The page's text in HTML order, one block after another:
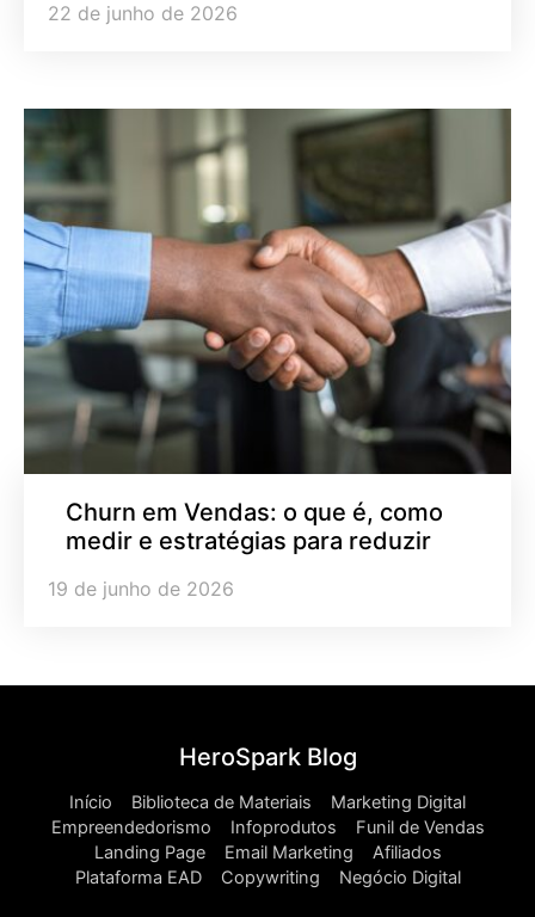
22 de junho de 2026
Churn em Vendas: o que é, como
medir e estratégias para reduzir
19 de junho de 2026
Início Biblioteca de Materiais
Marketing Digital
Empreendedorismo
Infoprodutos
Funil de Vendas
Landing Page
Email Marketing
Afiliados
Plataforma EAD
Copywriting Negócio Digital
HeroSpark Blog